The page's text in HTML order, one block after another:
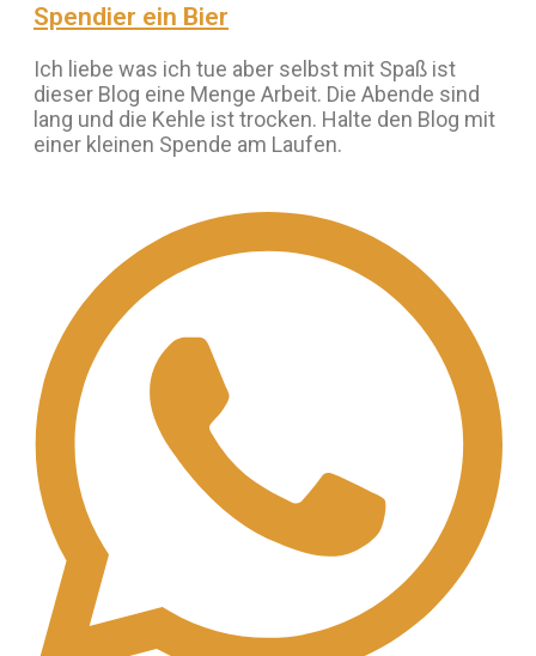
Spendier ein Bier
Ich liebe was ich tue aber selbst mit Spaß ist
dieser Blog eine Menge Arbeit. Die Abende sind
lang und die Kehle ist trocken. Halte den Blog mit
einer kleinen Spende am Laufen.